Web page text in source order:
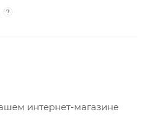
?
интернет-магазине